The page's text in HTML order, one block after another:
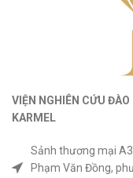
VIỆN NGHIÊN CỨU
KARMEL
Sảnh thương mại
Phạm Văn Đồng,